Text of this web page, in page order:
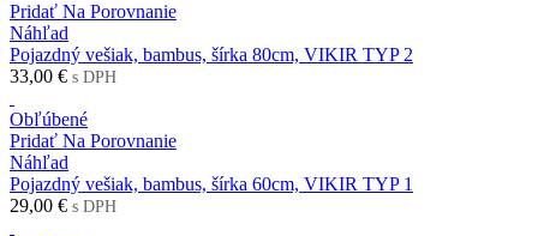
Pridať Na Porovnanie
Náhľad
Pojazdný vešiak, bambus, šírka 80cm, VIKIR TYP 2
33,00 € s DPH
Obľúbené
Pridať Na Porovnanie
Náhľad
Pojazdný vešiak, bambus, šírka 60cm, VIKIR TYP 1
29,00 € s DPH